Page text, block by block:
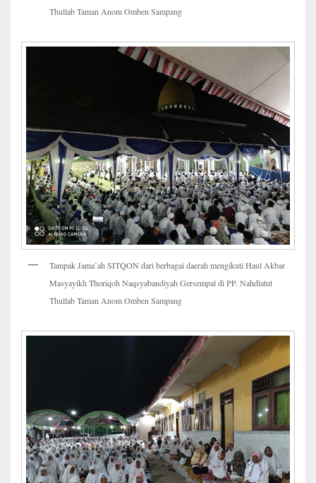
Thullab Taman Anom Omben Sampang
Tampak Jama’ah SITQON dari berbagai daerah mengikuti Haul Akbar
Masyayikh Thoriqoh Naqsyabandiyah Gersempal di PP. Nahdlatut
Thullab Taman Anom Omben Sampang